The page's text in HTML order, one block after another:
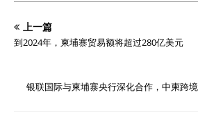
上一篇
到2024年，柬埔寨贸易额将超过280亿美元
银联国际与柬埔寨央行深化合作，中柬跨